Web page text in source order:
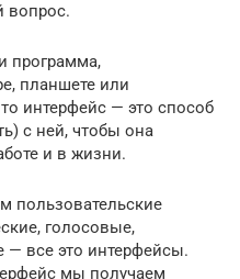
вопрос.
программа,
планшете или
интерфейс — это способ
с ней, чтобы она
и в жизни.
пользовательские
голосовые,
— все это интерфейсы.
мы получаем